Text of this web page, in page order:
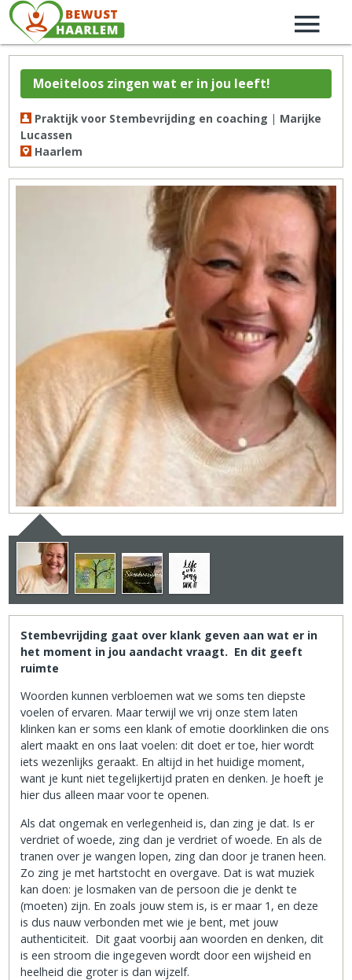
Moeiteloos zingen wat er in jou leeft!
Praktijk voor Stembevrijding en coaching | Marijke
Lucassen
Haarlem
Stembevrijding gaat over klank geven aan wat er in
het moment in jou aandacht vraagt. En dit geeft
ruimte
Woorden kunnen verbloemen wat we soms ten diepste
voelen of ervaren. Maar terwijl we vrij onze stem laten
klinken kan er soms een klank of emotie doorklinken die ons
alert maakt en ons laat voelen: dit doet er toe, hier wordt
iets wezenlijks geraakt. En altijd in het huidige moment,
want je kunt niet tegelijkertijd praten en denken. Je hoeft je
hier dus alleen maar voor te openen.
Als dat ongemak en verlegenheid is, dan zing je dat. Is er
verdriet of woede, zing dan je verdriet of woede. En als de
tranen over je wangen lopen, zing dan door je tranen heen.
Zo zing je met hartstocht en overgave. Dat is wat muziek
kan doen: je losmaken van de persoon die je denkt te
(moeten) zijn. En zoals jouw stem is, is er maar 1, en deze
is dus nauw verbonden met wie je bent, met jouw
authenticiteit. Dit gaat voorbij aan woorden en denken, dit
is een stroom die ingegeven wordt door een wijsheid en
heelheid die groter is dan wijzelf.